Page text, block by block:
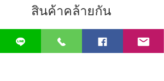
สินค้าคล้ายกัน